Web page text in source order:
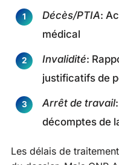
Décès/PTIA:
médical
Invalidité:
justificatifs de
Arrêt de travail
décomptes de
Les délais de